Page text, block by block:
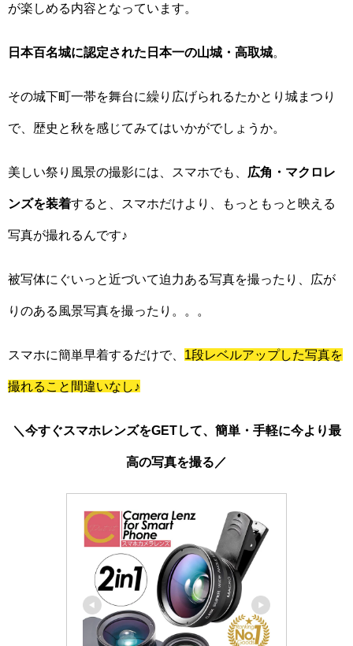
が楽しめる内容となっています。
日本百名城に認定された日本一の山城・高取城。
その城下町一帯を舞台に繰り広げられるたかとり城まつり
で、歴史と秋を感じてみてはいかがでしょうか。
美しい祭り風景の撮影には、スマホでも、 広角・マクロレ
ンズを装着すると、スマホだけより、もっともっと映える
写真が撮れるんです♪
被写体にぐいっと近づいて迫力ある写真を撮ったり、広が
りのある風景写真を撮ったり。。。
スマホに簡単早着するだけで、 1段レベルアップした写真を
撮れること間違いなし♪
＼今すぐスマホレンズをGETして、簡単・手軽に今より最
高の写真を撮る／